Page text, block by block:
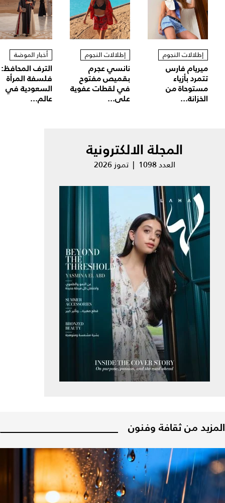
إطلالات النجوم
ميريام فارس
تتمرد بأزياء
مستوحاة من
الخزانة...
إطلالات النجوم
نانسي عجرم
بقميص مفتوح
في لقطات عفوية
على...
أخبار الموضة
الترف المحافظ:
فلسفة المرأة
السعودية في
عالم...
المجلة الالكترونية
العدد 1098 | تموز 2026
المزيد من ثقافة وفنون